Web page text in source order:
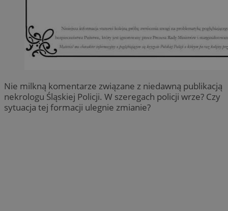
Nie milkną komentarze związane z niedawną publikacją
nekrologu Śląskiej Policji. W szeregach policji wrze? Czy
sytuacja tej formacji ulegnie zmianie?